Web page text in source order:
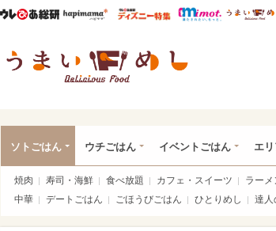
ウレぴあ総研ハピママ* ウレぴあ総研 デ
mimot.
ソトごはん ウチごはん イベントごはん エ
焼肉 寿司・海鮮 食べ放題 カフェ・スイーツ ラー
中華
デートごはん ごほうびごはん ひとりめし 達人